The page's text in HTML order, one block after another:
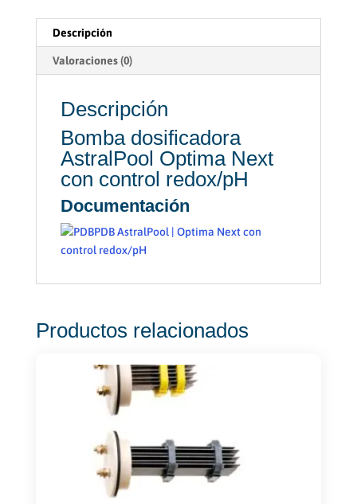
cantidad
Descripción
Valoraciones (0)
Descripción
Bomba dosificadora
AstralPool Optima Next
con control redox/pH
Documentación
PDB AstralPool | Optima Next con
control redox/pH
Productos relacionados